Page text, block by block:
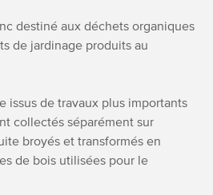
destiné aux déchets organiques
de jardinage produits au
issus de travaux plus importants
collectés séparément sur
broyés et transformés en
de bois utilisées pour le